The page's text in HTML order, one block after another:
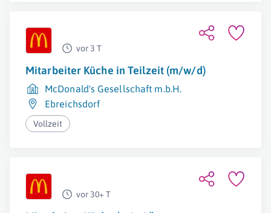
vor 3 T
Mitarbeiter Küche in Teilzeit (m/w/d)
McDonald's Gesellschaft m.b.H.
Ebreichsdorf
Vollzeit
vor 30+ T